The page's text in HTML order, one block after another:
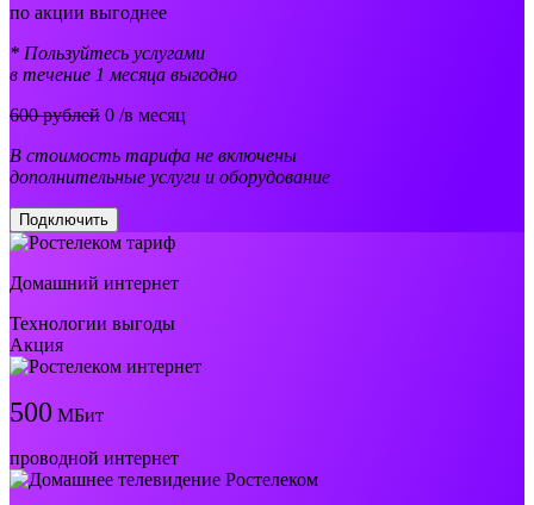
по акции выгоднее
* Пользуйтесь услугами
в течение 1 месяца выгодно
600 рублей 0 /в месяц
В стоимость тарифа не включены
дополнительные услуги и оборудование
Подключить
Домашний интернет
Технологии выгоды
Акция
500 МБит
проводной интернет